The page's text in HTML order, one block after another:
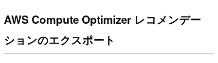
AWS Compute Optimizer レコメンデー
ションのエクスポート